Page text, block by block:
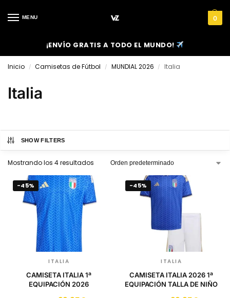
MENU 0
¡ENVÍO GRATIS A TODO EL MUNDO!
Inicio / Camisetas de Fútbol / MUNDIAL 2026 / Italia
Italia
SHOW FILTERS
Mostrando los 4 resultados
-45%
ITALIA
CAMISETA ITALIA 1ª
EQUIPACIÓN 2026
-45%
ITALIA
CAMISETA ITALIA 2026 1ª
EQUIPACIÓN TALLA DE NIÑO